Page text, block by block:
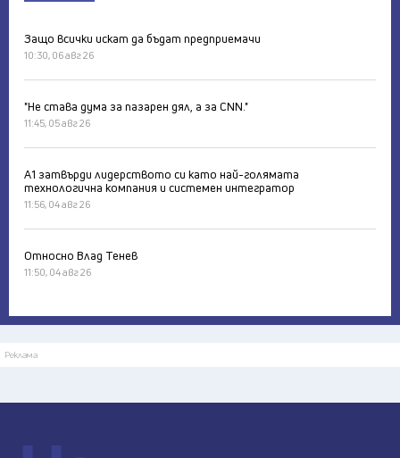
Защо всички искат да бъдат предприемачи
10:30, 06 авг 26
"Не става дума за пазарен дял, а за CNN."
11:45, 05 авг 26
А1 затвърди лидерството си като най-голямата
технологична компания и системен интегратор
11:56, 04 авг 26
Относно Влад Тенев
11:50, 04 авг 26
Реклама